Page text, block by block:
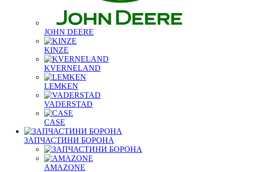
JOHN DEERE
KINZE
KVERNELAND
LEMKEN
VADERSTAD
СASE
ЗАПЧАСТИНИ БОРОНА
AMAZONE